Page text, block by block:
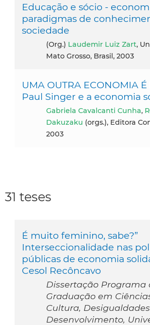
Educação e sócio -
paradigmas de
sociedade
(Org.) Laudemir Luiz Zart,
Mato Grosso, Brasil, 2003
UMA OUTRA ECONOMIA É
Paul Singer e a economia
Gabriela Cavalcanti Cunha,
Dakuzaku (orgs.), Editora
2003
31 teses
É muito feminino, sabe?”
Interseccionalidade nas
públicas de economia
Cesol Recôncavo
Dissertação Programa
Graduação em
Cultura,
Desenvolvimento,